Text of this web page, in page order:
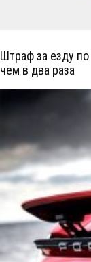
Штраф за езду
чем в два раза